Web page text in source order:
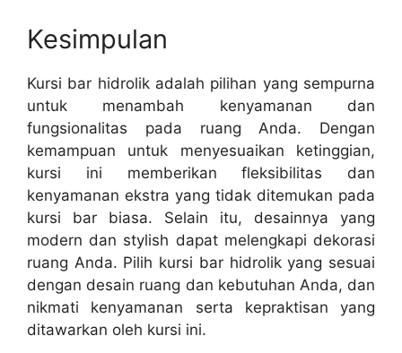
Kesimpulan
Kursi bar hidrolik adalah pilihan yang sempurna
untuk menambah kenyamanan dan
fungsionalitas pada ruang Anda. Dengan
kemampuan untuk menyesuaikan ketinggian,
kursi ini memberikan fleksibilitas dan
kenyamanan ekstra yang tidak ditemukan pada
kursi bar biasa. Selain itu, desainnya yang
modern dan stylish dapat melengkapi dekorasi
ruang Anda. Pilih kursi bar hidrolik yang sesuai
dengan desain ruang dan kebutuhan Anda, dan
nikmati kenyamanan serta kepraktisan yang
ditawarkan oleh kursi ini.